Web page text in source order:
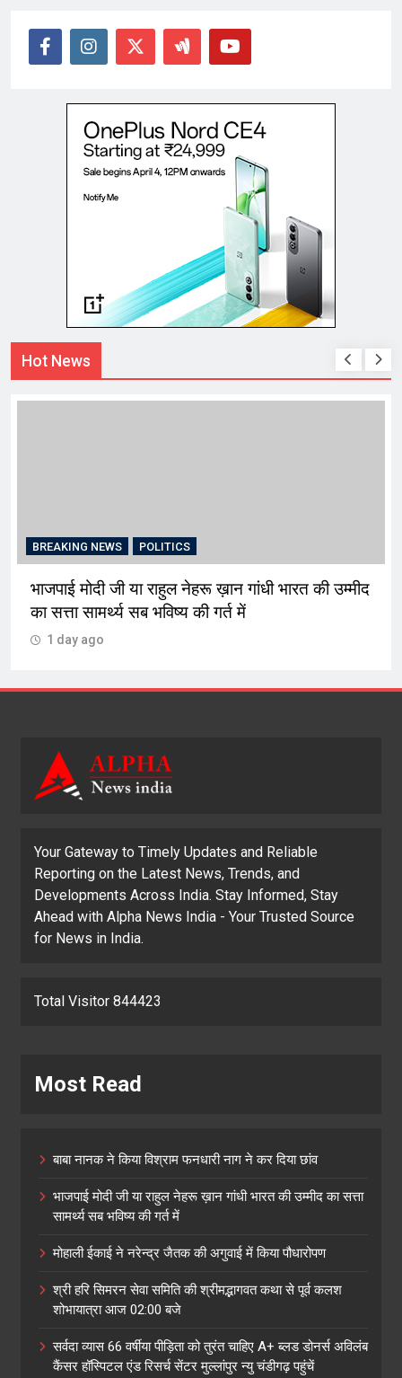
Hot News
BREAKING NEWS चंडीगढ़
मोहाली ईकाई ने नरेन्द्र जैतक की अगुवाई में किया
पौधारोपण
1 day ago
Your Gateway to Timely Updates and Reliable
Reporting on the Latest News, Trends, and
Developments Across India. Stay Informed, Stay
Ahead with Alpha News India - Your Trusted Source
for News in India.
Total Visitor 844423
Most Read
बाबा नानक ने किया विश्राम फनधारी नाग ने कर दिया छांव
भाजपाई मोदी जी या राहुल नेहरू ख़ान गांधी भारत की उम्मीद का सत्ता
सामर्थ्य सब भविष्य की गर्त में
मोहाली ईकाई ने नरेन्द्र जैतक की अगुवाई में किया पौधारोपण
श्री हरि सिमरन सेवा समिति की श्रीमद्भागवत कथा से पूर्व कलश
शोभायात्रा आज 02:00 बजे
सर्वदा व्यास 66 वर्षीया पीड़िता को तुरंत चाहिए A+ ब्लड डोनर्स अविलंब
कैंसर हॉस्पिटल एंड रिसर्च सेंटर मुल्लांपुर न्यु चंडीगढ़ पहुंचें